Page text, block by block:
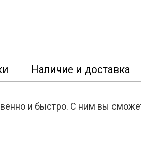
Наличие и доставка
и быстро. С ним вы